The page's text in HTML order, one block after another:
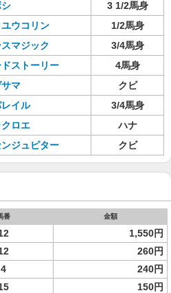
3 1/2馬身
ウコリン
1/2馬身
マジック
3/4馬身
ストーリー
4馬身
マ
クビ
レイル
3/4馬身
ロエ
ハナ
ジュピター クビ
番 金額
1,550円
260円
4
240円
150円